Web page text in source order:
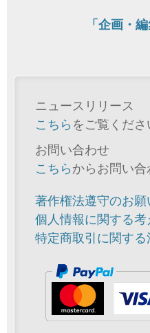
「企画・
ニュースリリース
こちら をご覧くださ
お問い合わせ
こちら からお問い合
著作権法遵守のお願
個人情報に関する考
特定商取引に関す